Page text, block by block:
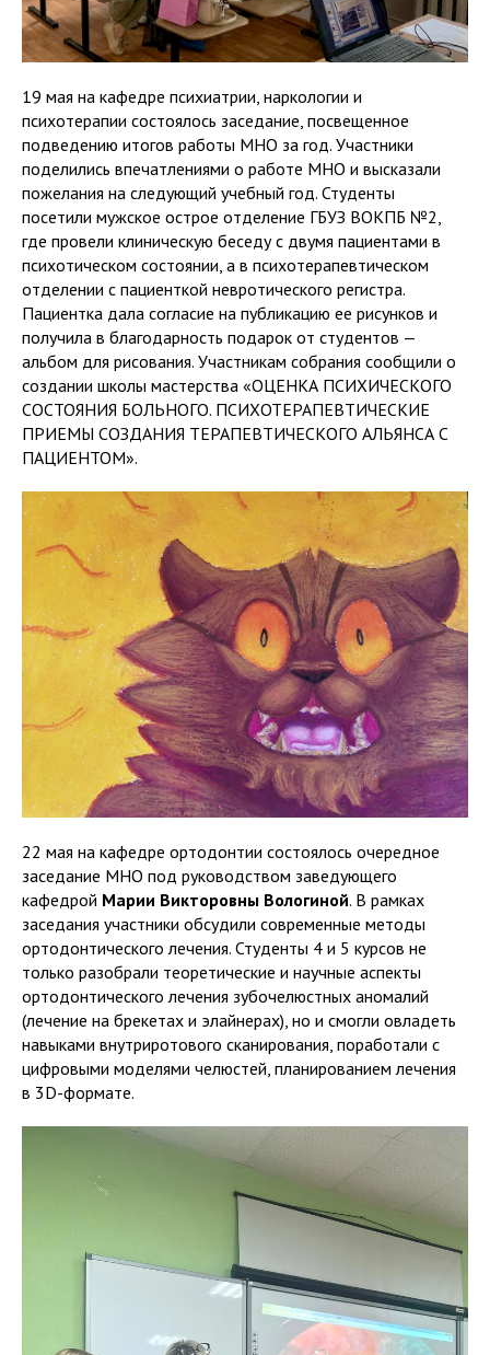
19 мая на кафедре психиатрии, наркологии и
психотерапии состоялось заседание, посвещенное
подведению итогов работы МНО за год. Участники
поделились впечатлениями о работе МНО и высказали
пожелания на следующий учебный год. Студенты
посетили мужское острое отделение ГБУЗ ВОКПБ №2,
где провели клиническую беседу с двумя пациентами в
психотическом состоянии, а в психотерапевтическом
отделении с пациенткой невротического регистра.
Пациентка дала согласие на публикацию ее рисунков и
получила в благодарность подарок от студентов —
альбом для рисования. Участникам собрания сообщили о
создании школы мастерства «ОЦЕНКА ПСИХИЧЕСКОГО
СОСТОЯНИЯ БОЛЬНОГО. ПСИХОТЕРАПЕВТИЧЕСКИЕ
ПРИЕМЫ СОЗДАНИЯ ТЕРАПЕВТИЧЕСКОГО АЛЬЯНСА С
ПАЦИЕНТОМ».
22 мая на кафедре ортодонтии состоялось очередное
заседание МНО под руководством заведующего
кафедрой Марии Викторовны Вологиной. В рамках
заседания участники обсудили современные методы
ортодонтического лечения. Студенты 4 и 5 курсов не
только разобрали теоретические и научные аспекты
ортодонтического лечения зубочелюстных аномалий
(лечение на брекетах и элайнерах), но и смогли овладеть
навыками внутриротового сканирования, поработали с
цифровыми моделями челюстей, планированием лечения
в 3D-формате.